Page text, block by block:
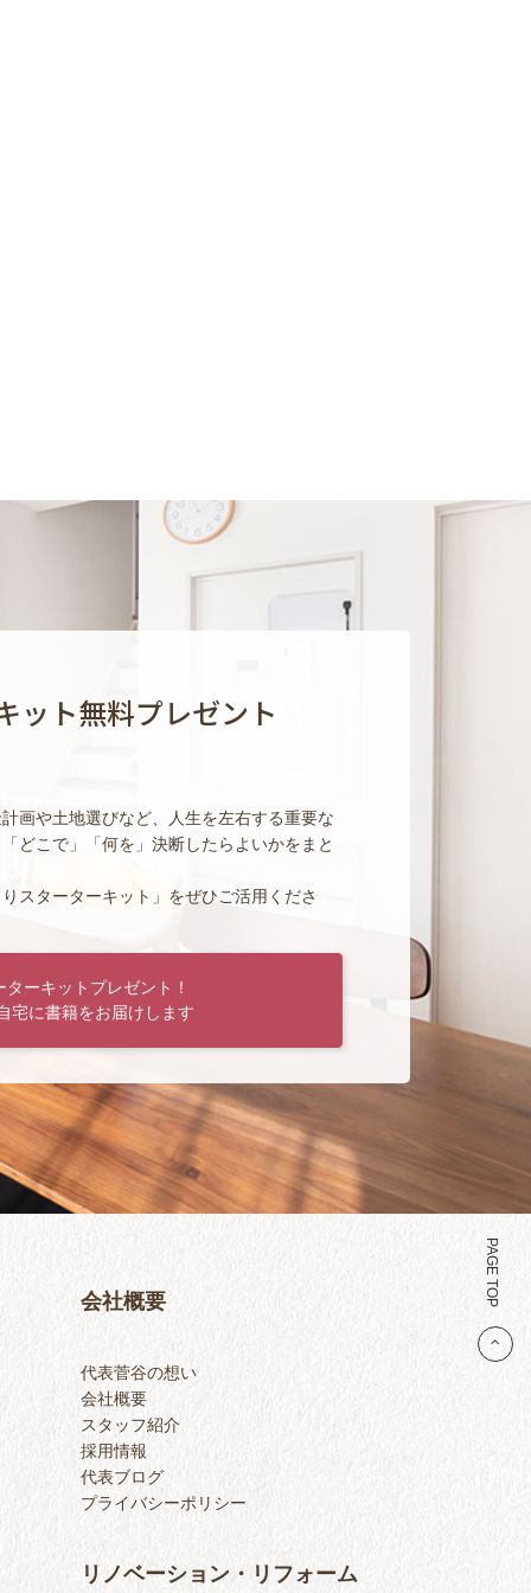
ット無料プレゼント
画や土地選びなど、人生を左右する重要な
どこで」「何を」決断したらよいかをまと
スターターキット」をぜひご活用くださ
ーキットプレゼント！
宅に書籍をお届けします
PAGE TOP
会社概要
代表菅谷の想い
会社概要
スタッフ紹介
採用情報
代表ブログ
プライバシーポリシー
リノベーション・リフォーム